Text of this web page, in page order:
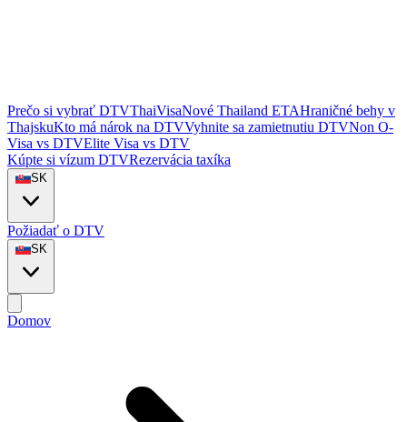
Prečo si vybrať DTVThaiVisaNové Thailand ETAHraničné behy v
ThajskuKto má nárok na DTVVyhnite sa zamietnutiu DTVNon O-
Visa vs DTVElite Visa vs DTV
Kúpte si vízum DTVRezervácia taxíka
SK
Požiadať o DTV
SK
Domov